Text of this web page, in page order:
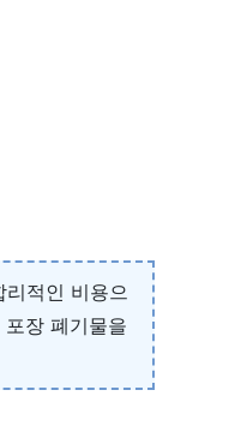
적인 비용으
장 폐기물을